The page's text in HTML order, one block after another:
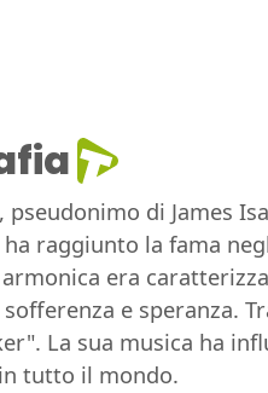
pseudonimo di James
raggiunto la fama
era
e speranza.
La sua musica ha
tutto il mondo.